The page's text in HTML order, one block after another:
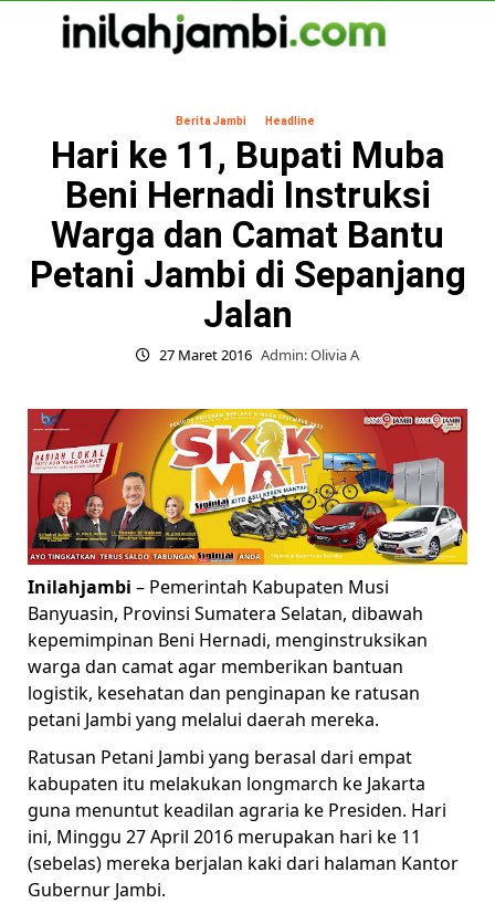
Berita Jambi Headline
Hari ke 11, Bupati Muba
Beni Hernadi Instruksi
Warga dan Camat Bantu
Petani Jambi di Sepanjang
Jalan
27 Maret 2016 Admin: Olivia A
Inilahjambi – Pemerintah Kabupaten Musi
Banyuasin, Provinsi Sumatera Selatan, dibawah
kepemimpinan Beni Hernadi, menginstruksikan
warga dan camat agar memberikan bantuan
logistik, kesehatan dan penginapan ke ratusan
petani Jambi yang melalui daerah mereka.
Ratusan Petani Jambi yang berasal dari empat
kabupaten itu melakukan longmarch ke Jakarta
guna menuntut keadilan agraria ke Presiden. Hari
ini, Minggu 27 April 2016 merupakan hari ke 11
(sebelas) mereka berjalan kaki dari halaman Kantor
Gubernur Jambi.